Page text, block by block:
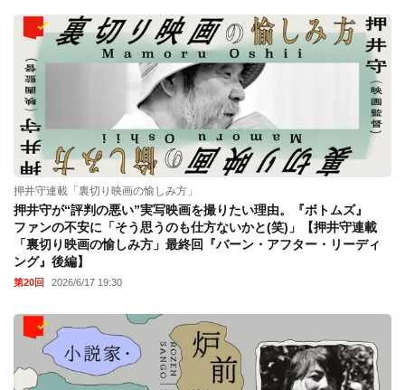
押井守連載「裏切り映画の愉しみ方」
押井守が“評判の悪い”実写映画を撮りたい理由。『ボトムズ』
ファンの不安に「そう思うのも仕方ないかと(笑)」【押井守連載
「裏切り映画の愉しみ方」最終回『バーン・アフター・リーディ
ング』後編】
第20回 2026/6/17 19:30